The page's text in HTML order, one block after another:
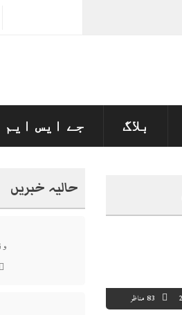
بلاگ جے ایس ایم
83 مناظر
حالیہ خبریں